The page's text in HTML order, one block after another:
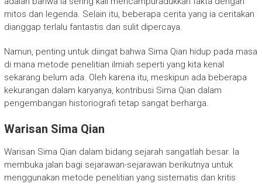
mitos dan legenda. Selain itu, beberapa cerita yang ia ceritakan
dianggap terlalu fantastis dan sulit dipercaya.
Namun, penting untuk diingat bahwa Sima Qian hidup pada masa
di mana metode penelitian ilmiah seperti yang kita kenal
sekarang belum ada. Oleh karena itu, meskipun ada beberapa
kekurangan dalam karyanya, kontribusi Sima Qian dalam
pengembangan historiografi tetap sangat berharga.
Warisan Sima Qian
Warisan Sima Qian dalam bidang sejarah sangatlah besar. Ia
membuka jalan bagi sejarawan-sejarawan berikutnya untuk
menggunakan metode penelitian yang sistematis dan kritis